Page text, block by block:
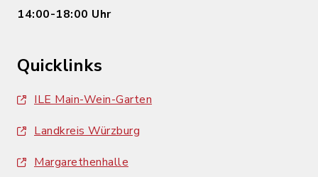
14:00-18:00 Uhr
Quicklinks
ILE Main-Wein-Garten
Landkreis Würzburg
Margarethenhalle